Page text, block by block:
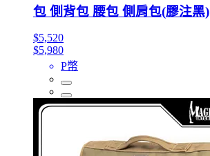
包 側背包 腰包 側肩包(膠注黑)
$5,520
$5,980
P幣